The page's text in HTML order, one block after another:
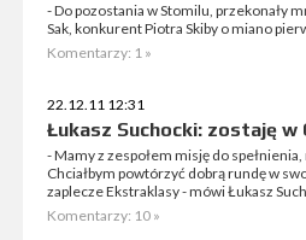
- Do pozostania w Stomilu, przekonały
Sak, konkurent Piotra Skiby o miano
Komentarzy: 1 »
22.12.11 12:31
Łukasz Suchocki: zostaję
- Mamy z zespołem misję do
Chciałbym powtórzyć dobrą rundę w
zaplecze Ekstraklasy - mówi Łukasz
Komentarzy: 10 »